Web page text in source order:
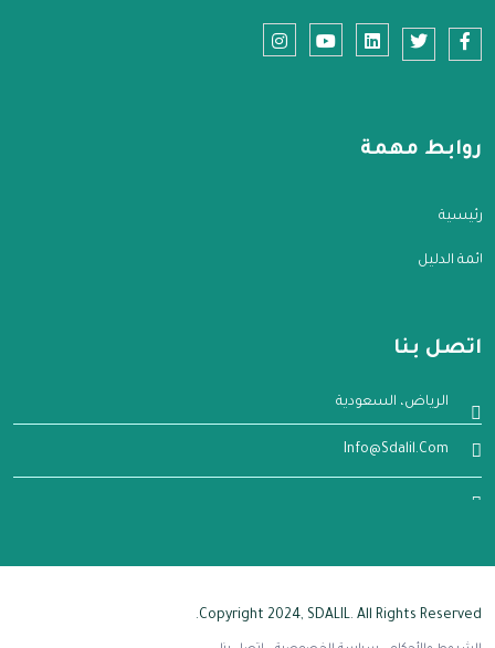
روابط مهمة
الرئيسية
قائمة الدليل
اتصل بنا
الرياض، السعودية
Info@sdalil.com
Copyright 2024, SDALIL. All Rights Reserved.